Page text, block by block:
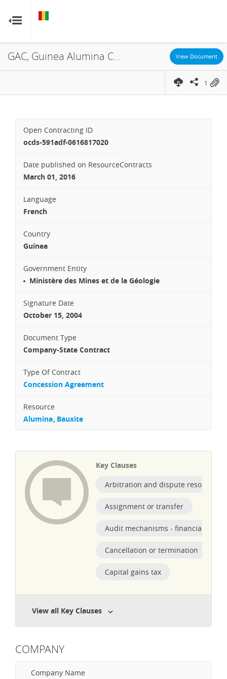
GUINEA
RESOURCE CONTRACTS
Home
Guides
Glossary
Contact
GAC, Guinea Alumina Corporation, Global Alumina, Concession, 2004 View Document
1
Open Contracting ID
ocds-591adf-0616817020
Date published on ResourceContracts
March 01, 2016
Language
French
Country
Guinea
Government Entity
Ministère des Mines et de la Géologie
Signature Date
October 15, 2004
Document Type
Company-State Contract
Type Of Contract
Concession Agreement
Resource
Alumina Bauxite
Key Clauses
Arbitration and dispute resolution
Assignment or transfer
Audit mechanisms - financial
Cancellation or termination
Capital gains tax
View all Key Clauses
COMPANY
Company Name